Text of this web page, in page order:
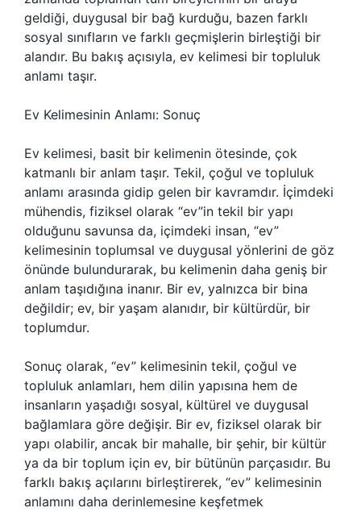
geldiği, duygusal bir bağ kurduğu, bazen farklı
sosyal sınıfların ve farklı geçmişlerin birleştiği bir
alandır. Bu bakış açısıyla, ev kelimesi bir topluluk
anlamı taşır.
Ev Kelimesinin Anlamı: Sonuç
Ev kelimesi, basit bir kelimenin ötesinde, çok
katmanlı bir anlam taşır. Tekil, çoğul ve topluluk
anlamı arasında gidip gelen bir kavramdır. İçimdeki
mühendis, fiziksel olarak “ev”in tekil bir yapı
olduğunu savunsa da, içimdeki insan, “ev”
kelimesinin toplumsal ve duygusal yönlerini de göz
önünde bulundurarak, bu kelimenin daha geniş bir
anlam taşıdığına inanır. Bir ev, yalnızca bir bina
değildir; ev, bir yaşam alanıdır, bir kültürdür, bir
toplumdur.
Sonuç olarak, “ev” kelimesinin tekil, çoğul ve
topluluk anlamları, hem dilin yapısına hem de
insanların yaşadığı sosyal, kültürel ve duygusal
bağlamlara göre değişir. Bir ev, fiziksel olarak bir
yapı olabilir, ancak bir mahalle, bir şehir, bir kültür
ya da bir toplum için ev, bir bütünün parçasıdır. Bu
farklı bakış açılarını birleştirerek, “ev” kelimesinin
anlamını daha derinlemesine keşfetmek